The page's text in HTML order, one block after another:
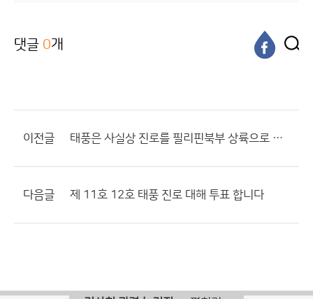
댓글 0개
이전글 태풍은 사실상 진로를 필리핀북부 상륙으로 잡은것 같습니다...
다음글 제 11호 12호 태풍 진로 대해 투표 합니다